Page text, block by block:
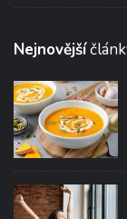
Nejnovější